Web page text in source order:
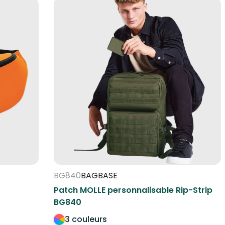
BG840BAGBASE
Patch MOLLE personnalisable Rip-Strip
BG840
3 couleurs